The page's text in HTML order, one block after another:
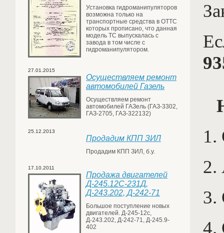
Установка гидроманипуляторов
возможна только на
транспортные средства в ОТТС
которых прописано, что данная
модель ТС выпускалась с
завода в том числе с
гидроманипулятором.
27.01.2015
Осуществляем ремонт
автомобилей Газель
Осуществляем ремонт
автомобилей ГАЗель (ГАЗ-3302,
ГАЗ-2705, ГАЗ-322132)
25.12.2013
Продадим КПП ЗИЛ
Продадим КПП ЗИЛ, б.у.
17.10.2011
Продажа двигателей
Д-245.12С-231Д,
Д-243.202, Д-242-71
Большое поступление новых
двигателей. Д-245-12с,
Д-243.202, Д-242-71, Д-245.9-
402
1.
2.
3.
4.